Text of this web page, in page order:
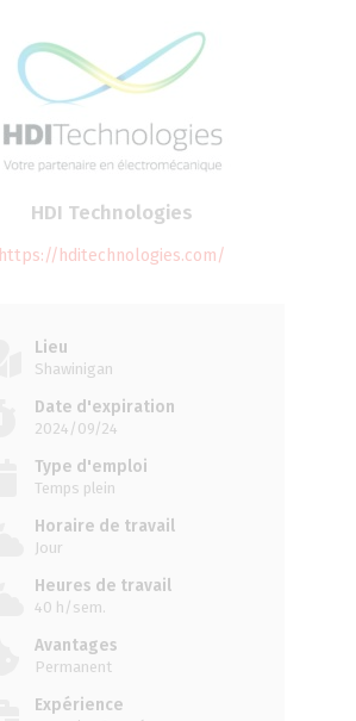
HDI Technologies
https://hditechnologies.com/
Lieu
Shawinigan
Date d'expiration
2024/09/24
Type d'emploi
Temps plein
Horaire de travail
Jour
Heures de travail
40 h/sem.
Avantages
Permanent
Expérience